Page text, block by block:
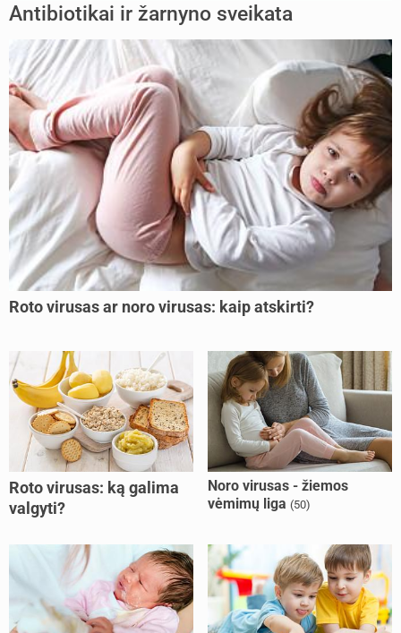
Antibiotikai ir žarnyno sveikata
Roto virusas ar noro virusas: kaip atskirti?
Roto virusas: ką galima
valgyti?
Noro virusas - žiemos
vėmimų liga (50)